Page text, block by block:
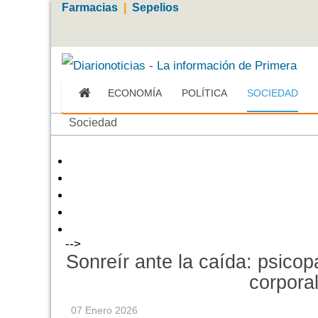
Farmacias Sepelios
ECONOMÍA POLÍTICA SOCIEDAD
Sociedad
-->
Sonreír ante la caída:
07 Enero 2026